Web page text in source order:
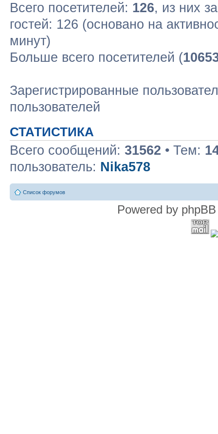
Всего посетителей: 126, из них
гостей: 126 (основано на
минут)
Больше всего посетителей (
Зарегистрированные
пользователей
СТАТИСТИКА
Всего сообщений: 31562 • Тем:
пользователь: Nika578
Список форумов
Powered by